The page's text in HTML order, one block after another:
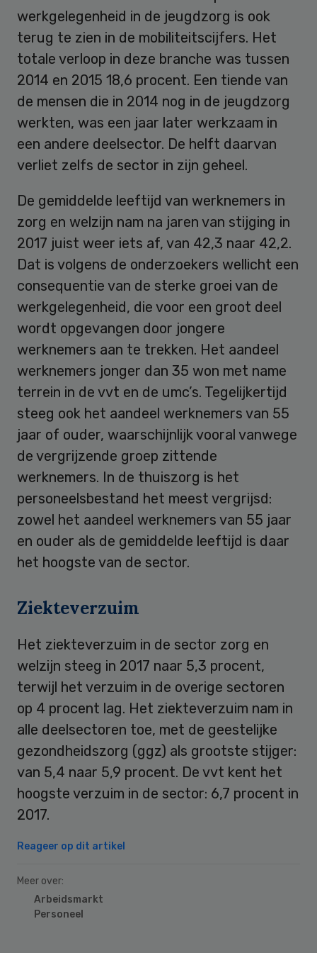
werkgelegenheid in de jeugdzorg is ook
terug te zien in de mobiliteitscijfers. Het
totale verloop in deze branche was tussen
2014 en 2015 18,6 procent. Een tiende van
de mensen die in 2014 nog in de jeugdzorg
werkten, was een jaar later werkzaam in
een andere deelsector. De helft daarvan
verliet zelfs de sector in zijn geheel.
De gemiddelde leeftijd van werknemers in
zorg en welzijn nam na jaren van stijging in
2017 juist weer iets af, van 42,3 naar 42,2.
Dat is volgens de onderzoekers wellicht een
consequentie van de sterke groei van de
werkgelegenheid, die voor een groot deel
wordt opgevangen door jongere
werknemers aan te trekken. Het aandeel
werknemers jonger dan 35 won met name
terrein in de vvt en de umc’s. Tegelijkertijd
steeg ook het aandeel werknemers van 55
jaar of ouder, waarschijnlijk vooral vanwege
de vergrijzende groep zittende
werknemers. In de thuiszorg is het
personeelsbestand het meest vergrijsd:
zowel het aandeel werknemers van 55 jaar
en ouder als de gemiddelde leeftijd is daar
het hoogste van de sector.
Ziekteverzuim
Het ziekteverzuim in de sector zorg en
welzijn steeg in 2017 naar 5,3 procent,
terwijl het verzuim in de overige sectoren
op 4 procent lag. Het ziekteverzuim nam in
alle deelsectoren toe, met de geestelijke
gezondheidszorg (ggz) als grootste stijger:
van 5,4 naar 5,9 procent. De vvt kent het
hoogste verzuim in de sector: 6,7 procent in
2017.
Reageer op dit artikel
Meer over:
Arbeidsmarkt
Personeel